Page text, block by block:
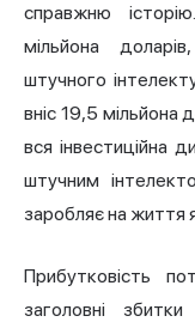
справжню
мільйона
штучного
вніс 19,5 мільйона
вся інвестиційна
штучним
заробляє на життя
Прибутковість
заголовні